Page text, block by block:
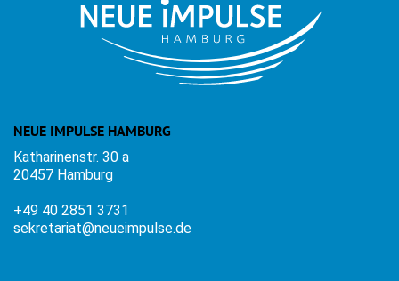
NEUE IMPULSE HAMBURG
Katharinenstr. 30 a
20457 Hamburg
+49 40 2851 3731
sekretariat@neueimpulse.de